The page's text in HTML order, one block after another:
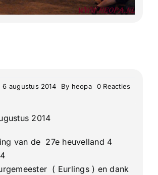
Wandelingen
6 augustus 2014 By heopa 0 Reactieson
2014
van de 27e heuvelland 4
( Eurlings ) en dank